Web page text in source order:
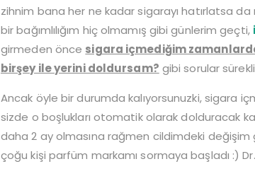
zihnim bana her ne kadar sigarayı hatırlatsa
bir bağımlılığım hiç olmamış gibi günlerim geçti,
girmeden önce sigara içmediğim
birşey ile yerini doldursam? gibi sorular sürekli
Ancak öyle bir durumda kalıyorsunuzki, sigara
sizde o boşlukları otomatik olarak dolduracak
daha 2 ay olmasına rağmen cildimdeki değişim
çoğu kişi parfüm markamı sormaya başladı :)